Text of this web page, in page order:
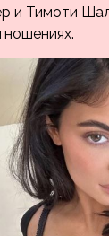
и Тимоти